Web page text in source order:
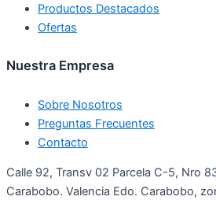
Productos Destacados
Ofertas
Nuestra Empresa
Sobre Nosotros
Preguntas Frecuentes
Contacto
Calle 92, Transv 02 Parcela C-5, Nro
Carabobo. Valencia Edo. Carabobo,